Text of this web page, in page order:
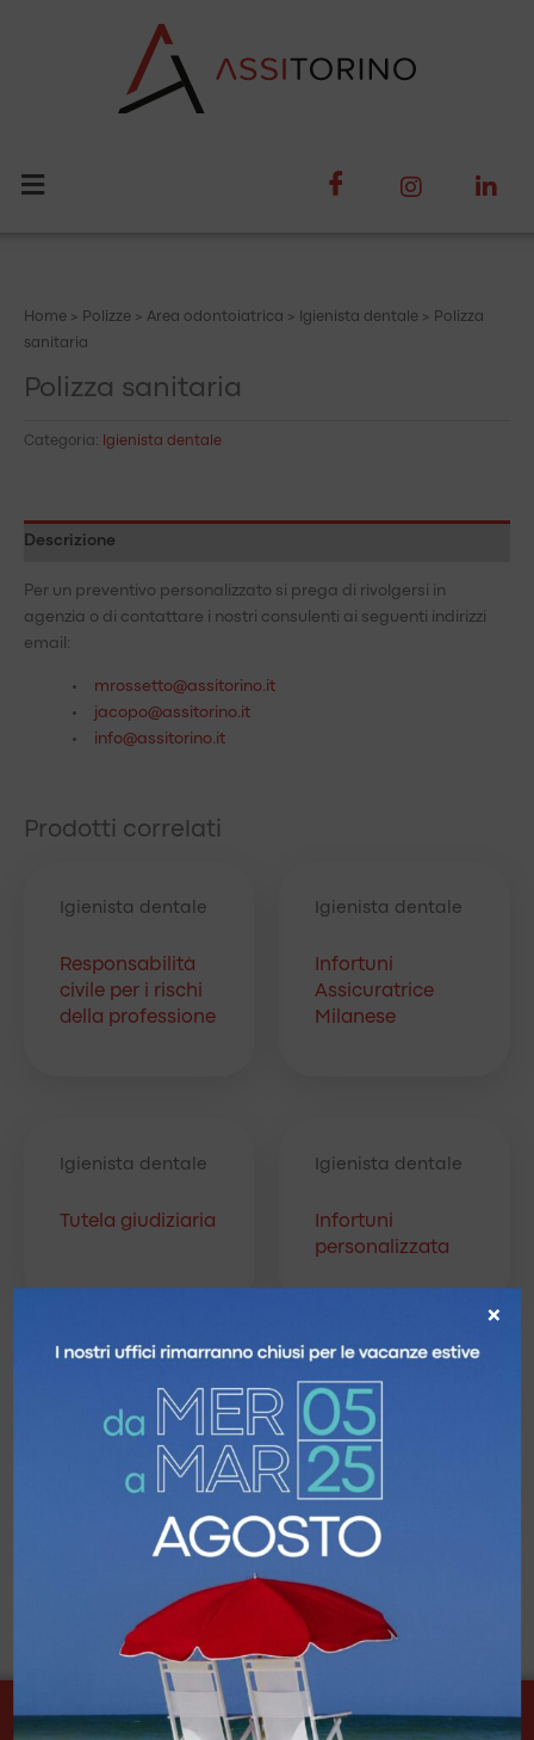
Home > Polizze > Area odontoiatrica > Igienista dentale > Polizza
sanitaria
Polizza sanitaria
Categoria: Igienista dentale
Descrizione
Per un preventivo personalizzato si prega di rivolgersi in
agenzia o di contattare i nostri consulenti ai seguenti indirizzi
email:
mrossetto@assitorino.it
jacopo@assitorino.it
info@assitorino.it
Prodotti correlati
Igienista dentale
Responsabilità
civile per i rischi
della professione
Igienista dentale
Infortuni
Assicuratrice
Milanese
Igienista dentale
Tutela giudiziaria
Igienista dentale
Infortuni
personalizzata
ASSITORINO S.R.L.
×